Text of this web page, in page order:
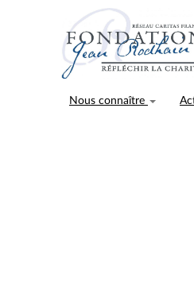
Nous connaître